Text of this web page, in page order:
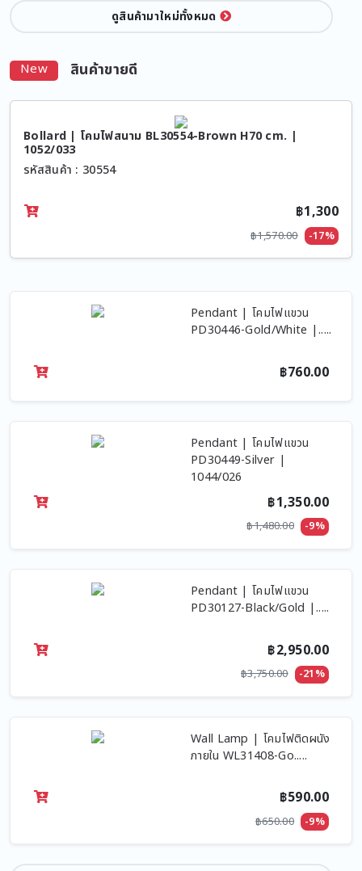
ดูสินค้ามาใหม่ทั้งหมด
New สินค้าขายดี
Bollard | โคมไฟสนาม BL30554-Brown H70 cm. |
1052/033
รหัสสินค้า : 30554
฿1,300
฿1,570.00 -17%
Pendant | โคมไฟแขวน
PD30446-Gold/White |.....
฿760.00
Pendant | โคมไฟแขวน
PD30449-Silver |
1044/026
฿1,350.00
฿1,480.00 -9%
Pendant | โคมไฟแขวน
PD30127-Black/Gold |.....
฿2,950.00
฿3,750.00 -21%
Wall Lamp | โคมไฟติดผนัง
ภายใน WL31408-Go.....
฿590.00
฿650.00 -9%